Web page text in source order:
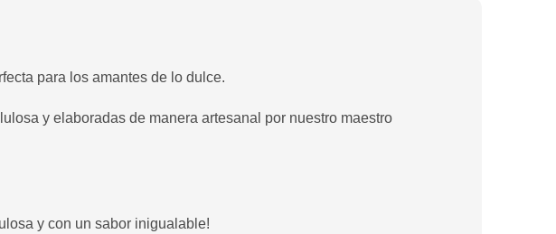
para los amantes de lo dulce.
y elaboradas de manera artesanal por nuestro maestro
y con un sabor inigualable!